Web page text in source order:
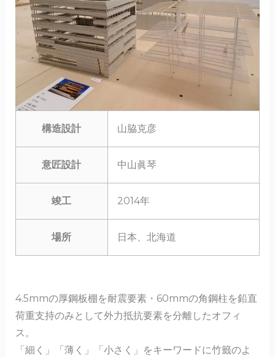
構造設計 山脇克彦
意匠設計 中山眞琴
竣工 2014年
場所 日本、北海道
4.5mmの厚鋼板棚を耐震要素・60mmの角鋼柱を鉛直
荷重支持のみとして外力抵抗要素を分離したオフィ
ス。
「細く」「薄く」「小さく」をキーワードに竹籤のよ